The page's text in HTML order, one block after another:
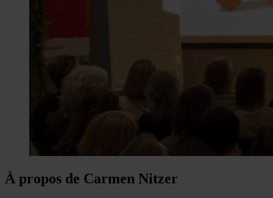
À propos de Carmen Nitzer